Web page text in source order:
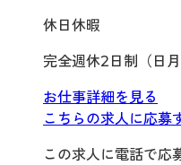
休日休暇
完全週休2日制（日
お仕事詳細を見る
こちらの求人に応募
この求人に電話で応